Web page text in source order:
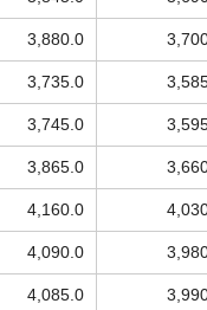
3,880.0
3,735.0
3,745.0
3,865.0
4,160.0
4,090.0
4,085.0